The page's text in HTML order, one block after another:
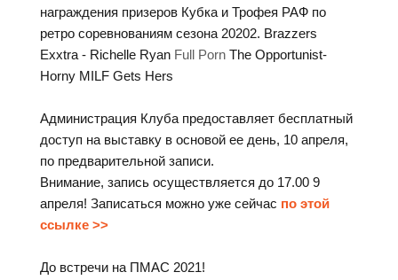
награждения призеров Кубка и Трофея РАФ по
ретро соревнованиям сезона 20202. Brazzers
Exxtra - Richelle Ryan Full Porn The Opportunist-
Horny MILF Gets Hers
Администрация Клуба предоставляет бесплатный
доступ на выставку в основой ее день, 10 апреля,
по предварительной записи.
Внимание, запись осуществляется до 17.00 9
апреля! Записаться можно уже сейчас по этой
ссылке >>
До встречи на ПМАС 2021!